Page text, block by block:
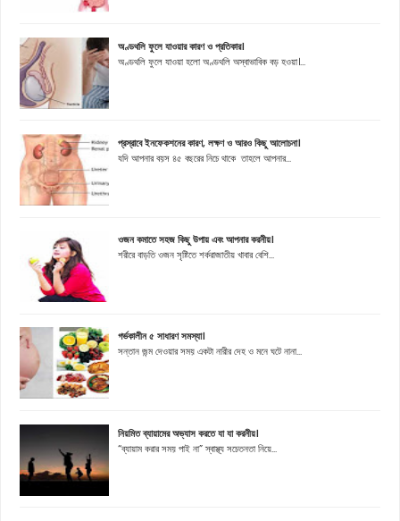
অণ্ডথলি ফুলে যাওয়ার কারণ ও প্রতিকার।
অণ্ডথলি ফুলে যাওয়া হলো অণ্ডথলি অস্বাভাবিক বড় হওয়া।...
প্রস্রাবে ইনফেকশনের কারণ, লক্ষণ ও আরও কিছু আলোচনা।
যদি আপনার বয়স ৪৫ বছরের নিচে থাকে তাহলে আপনার...
ওজন কমাতে সহজ কিছু উপায় এবং আপনার করনীয়।
শরীরে বাড়তি ওজন সৃষ্টিতে শর্করাজাতীয় খাবার বেশি...
গর্ভকালীন ৫ সাধারণ সমস্যা।
সন্তান জন্ম দেওয়ার সময় একটা নারীর দেহ ও মনে ঘটে নানা...
নিয়মিত ব্যায়ামের অভ্যাস করতে যা যা করনীয়।
“ব্যায়াম করার সময় পাই না” স্বাস্থ্য সচেতনতা নিয়ে...